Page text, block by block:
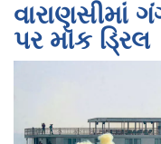
વારાણસીમાં
પર મૉક ડ્રિલ